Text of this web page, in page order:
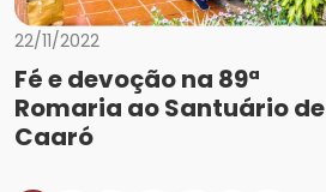
22/11/2022
Fé e devoção na 89ª
Romaria ao Santuário de
Caaró